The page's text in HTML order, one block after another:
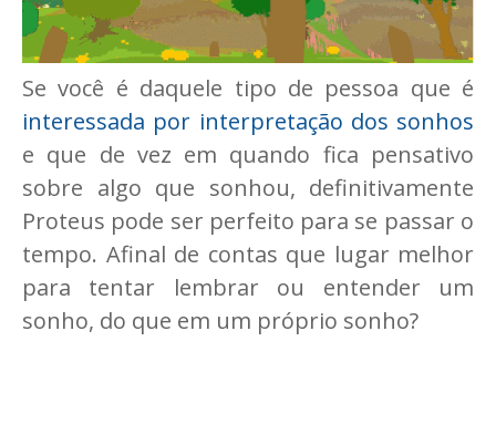
Se você é daquele tipo de pessoa que é
interessada por interpretação dos sonhos
e que de vez em quando fica pensativo
sobre algo que sonhou, definitivamente
Proteus pode ser perfeito para se passar o
tempo. Afinal de contas que lugar melhor
para tentar lembrar ou entender um
sonho, do que em um próprio sonho?